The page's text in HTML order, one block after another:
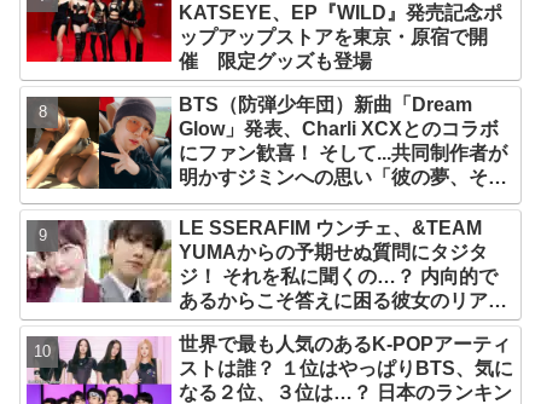
KATSEYE、EP『WILD』発売記念ポ
ップアップストアを東京・原宿で開
催 限定グッズも登場
BTS（防弾少年団）新曲「Dream
Glow」発表、Charli XCXとのコラボ
にファン歓喜！ そして...共同制作者が
明かすジミンへの思い「彼の夢、そし
て彼の絶望から生まれた歌」
LE SSERAFIM ウンチェ、&TEAM
YUMAからの予期せぬ質問にタジタ
ジ！ それを私に聞くの…？ 内向的で
あるからこそ答えに困る彼女のリアク
ションがかわいすぎる
世界で最も人気のあるK-POPアーティ
ストは誰？ １位はやっぱりBTS、気に
なる２位、３位は…？ 日本のランキン